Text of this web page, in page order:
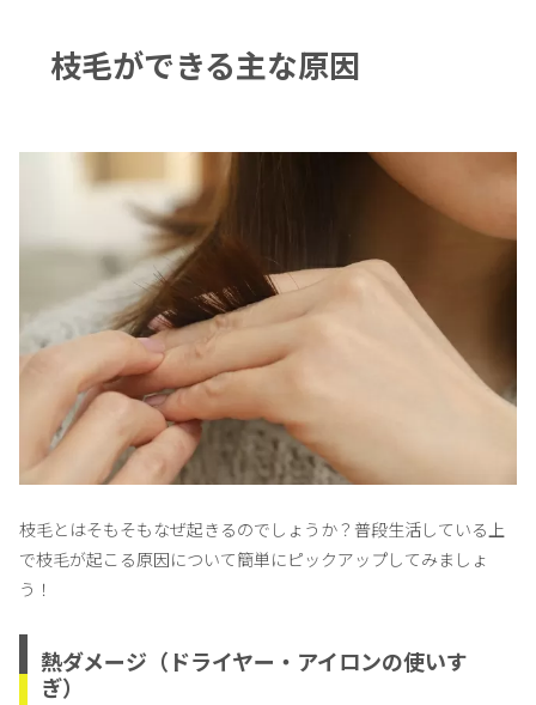
枝毛ができる主な原因
枝毛とはそもそもなぜ起きるのでしょうか？普段生活している上
で枝毛が起こる原因について簡単にピックアップしてみましょ
う！
熱ダメージ（ドライヤー・アイロンの使いす
ぎ）